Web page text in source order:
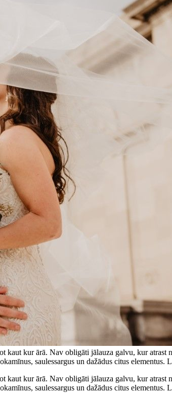
kaut kur ārā. Nav obligāti jālauza galvu, kur
saulessargus un dažādus citus elementus.
kaut kur ārā. Nav obligāti jālauza galvu, kur
saulessargus un dažādus citus elementus.